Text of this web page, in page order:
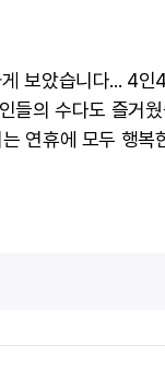
보았습니다... 4인
들의 수다도 즐거
연휴에 모두 행복